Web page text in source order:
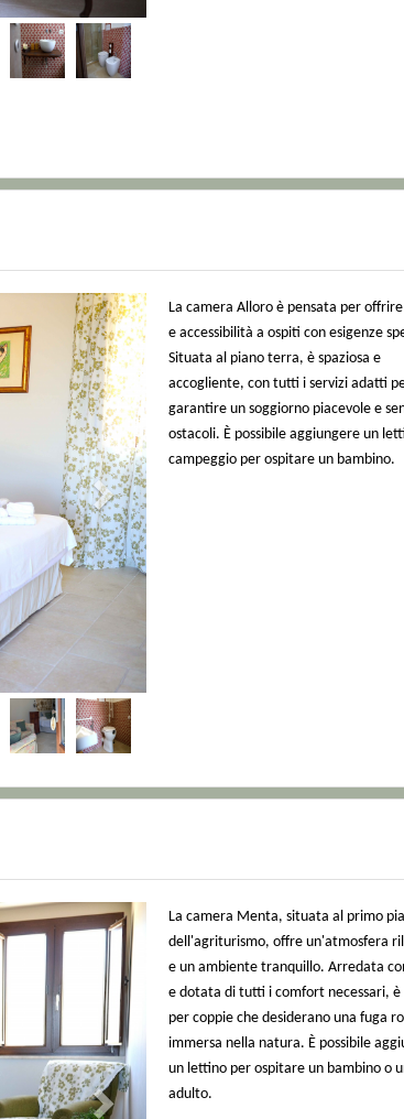
Next
La camera Alloro è pensata per
e accessibilità a ospiti con esigenze
Situata al piano terra, è spaziosa e
accogliente, con tutti i servizi adatti
garantire un soggiorno piacevole e
ostacoli. È possibile aggiungere un
campeggio per ospitare un bambino.
Next
La camera Menta, situata al primo
dell'agriturismo, offre un'atmosfera
e un ambiente tranquillo. Arredata
e dotata di tutti i comfort necessari, è
per coppie che desiderano una fuga
immersa nella natura. È possibile
un lettino per ospitare un bambino o
adulto.